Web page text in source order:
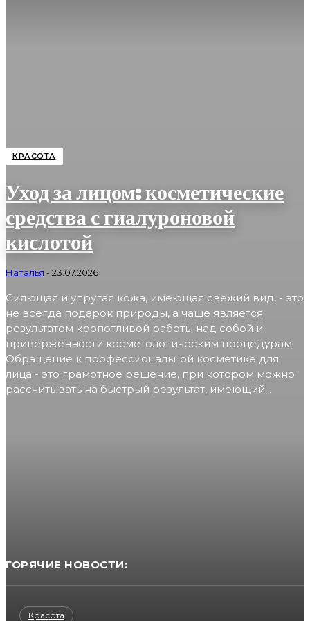
КРАСОТА
Уход за лицом: косметические
средства с гиалуроновой
кислотой
Наталья -23.07.2026
Сияющая и упругая кожа, имеющая свежий вид, - это
не всегда подарок природы, а чаще является
результатом кропотливой работы над собой и
приверженности косметологическим процедурам.
Обращение к профессиональной косметике для
лица - это грамотное решение, при котором можно
рассчитывать на быстрый результат, имеющий...
ГОРЯЧИЕ НОВОСТИ:
Красота